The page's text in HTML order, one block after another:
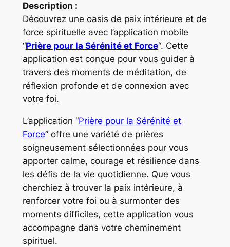
Description :
Découvrez une oasis de paix intérieure et de
force spirituelle avec l’application mobile
“Prière pour la Sérénité et Force“. Cette
application est conçue pour vous guider à
travers des moments de méditation, de
réflexion profonde et de connexion avec
votre foi.
L’application “Prière pour la Sérénité et
Force” offre une variété de prières
soigneusement sélectionnées pour vous
apporter calme, courage et résilience dans
les défis de la vie quotidienne. Que vous
cherchiez à trouver la paix intérieure, à
renforcer votre foi ou à surmonter des
moments difficiles, cette application vous
accompagne dans votre cheminement
spirituel.